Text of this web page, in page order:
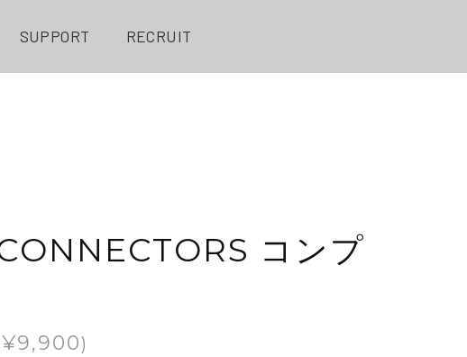
SUPPORT RECRUIT
コンプ
¥9,900)